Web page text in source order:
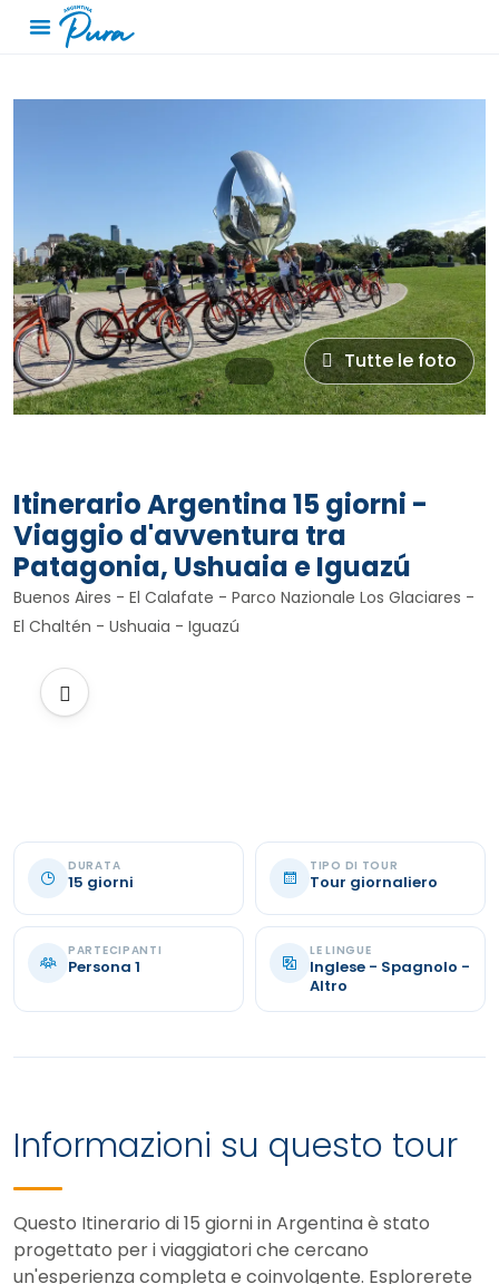
Tutte le foto
Itinerario Argentina 15 giorni -
Viaggio d'avventura tra
Patagonia, Ushuaia e Iguazú
Buenos Aires - El Calafate - Parco Nazionale Los Glaciares -
El Chaltén - Ushuaia - Iguazú
DURATA
15 giorni
TIPO DI TOUR
Tour giornaliero
PARTECIPANTI
Persona 1
LE LINGUE
Inglese - Spagnolo -
Altro
Informazioni su questo tour
Questo Itinerario di 15 giorni in Argentinaè stato
progettato per i viaggiatori che cercano
un'esperienza completa e coinvolgente. Esplorerete